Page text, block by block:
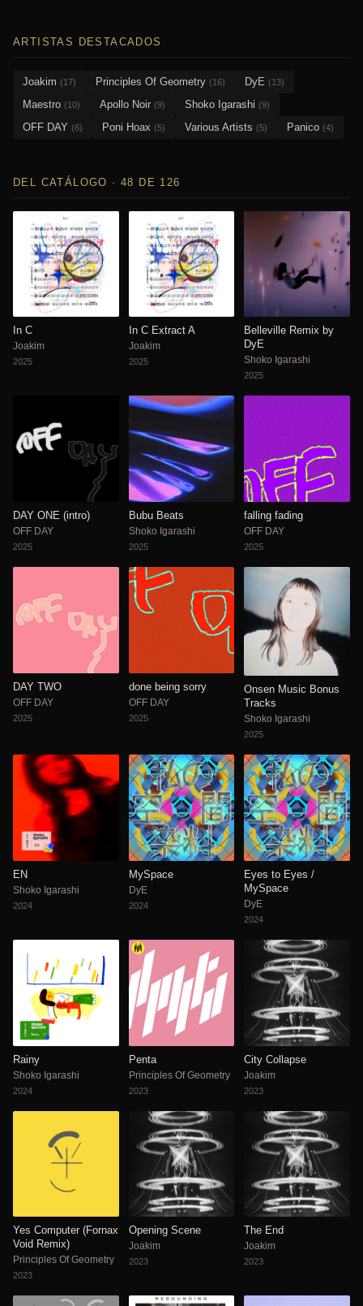
ARTISTAS DESTACADOS
Joakim (17) Principles Of Geometry (16) DyE (13)
Maestro (10) Apollo Noir (9) Shoko Igarashi (9)
OFF DAY (6) Poni Hoax (5) Various Artists (5) Panico (4)
DEL CATÁLOGO · 48 DE 126
In C
Joakim
2025
In C Extract A
Joakim
2025
Belleville Remix by
DyE
Shoko Igarashi
2025
DAY ONE (intro)
OFF DAY
2025
Bubu Beats
Shoko Igarashi
2025
falling fading
OFF DAY
2025
DAY TWO
OFF DAY
2025
done being sorry
OFF DAY
2025
Onsen Music Bonus
Tracks
Shoko Igarashi
2025
EN
Shoko Igarashi
2024
MySpace
DyE
2024
Eyes to Eyes /
MySpace
DyE
2024
Rainy
Shoko Igarashi
2024
Penta
Principles Of Geometry
2023
City Collapse
Joakim
2023
Yes Computer (Fornax
Void Remix)
Principles Of Geometry
2023
Opening Scene
Joakim
2023
The End
Joakim
2023